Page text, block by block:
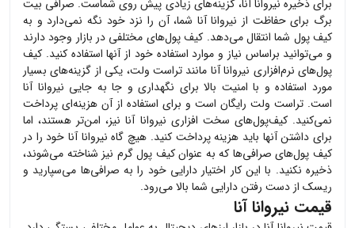
برای ذخیره نیروانا آنا، گزینه‌های زیادی پیش روی شماست. صرافی بیت
برگ برای حفاظت از نیروانا آنا شما، آن را نزد خود نگه نمی‌دارد و به
کیف پول شما انتقال می‌دهد. کیف پول‌های مختلفی در بازار وجود دارند
و می‌توانید براساس نیاز و موارد استفاده خود از آنها استفاده کنید. کیف
پول‌های نرم‌افزاری نیروانا آنا مانند تراست ولت، یکی از گزینه‌های بسیار
مورد استفاده و با امنیت بالا برای نگهداری و جا به جایی نیروانا آنا
است. تراست ولت رایگان است و برای استفاده از آن هزینه‌ای پرداخت
نمی‌کنید. کیف‌پول‌های سخت افزاری نیروانا آنانیز، امن‌تر هستند، اما
برای داشتن آنها باید هزینه پرداخت کنید. هیچ گاه نیروانا آناخود را در
کیف پول‌های صرافی‌ها که به عنوان کیف پول گرم نیز شناخته می‌شوند،
ذخیره نکنید. با این کار اختیار دارایی خود را به صرافی‌ها می‌سپارید و
ریسک از دست رفتن دارایی شما بالا می‌رود.
قیمت نیروانا آنا